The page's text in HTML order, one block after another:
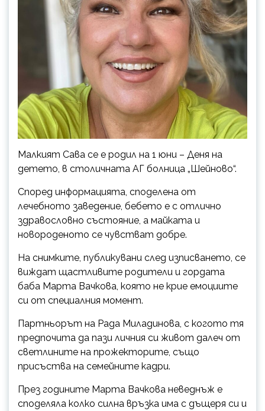
Малкият Сава се е родил на 1 юни – Деня на
детето, в столичната АГ болница „Шейново“.
Според информацията, споделена от
лечебното заведение, бебето е с отлично
здравословно състояние, а майката и
новороденото се чувстват добре.
На снимките, публикувани след изписването, се
виждат щастливите родители и гордата
баба Марта Вачкова, която не крие емоциите
си от специалния момент.
Партньорът на Рада Миладинова, с когото тя
предпочита да пази личния си живот далеч от
светлините на прожекторите, също
присъства на семейните кадри.
През годините Марта Вачкова неведнъж е
споделяла колко силна връзка има с дъщеря си и